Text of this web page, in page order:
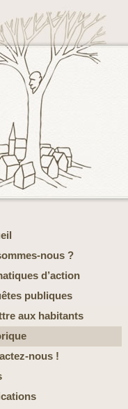
nous ?
d’action
publiques
aux habitants
nous !